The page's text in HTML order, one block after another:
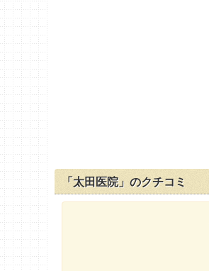
「太田医院」のクチコミ